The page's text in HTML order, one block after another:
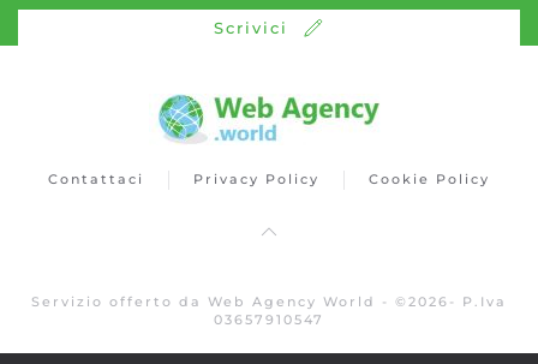
Scrivici
Contattaci Privacy Policy Cookie Policy
Servizio offerto da Web Agency World - © 2026 - P.Iva
03657910547